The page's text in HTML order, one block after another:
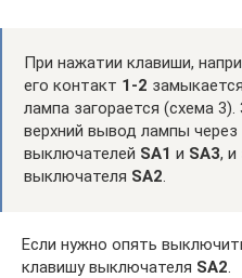
При нажатии клавиши,
его контакт 1-2
лампа загорается (схема
верхний вывод лампы
выключателей SA1 и SA3, и
выключателя SA2.
Если нужно опять
клавишу выключателя SA2.